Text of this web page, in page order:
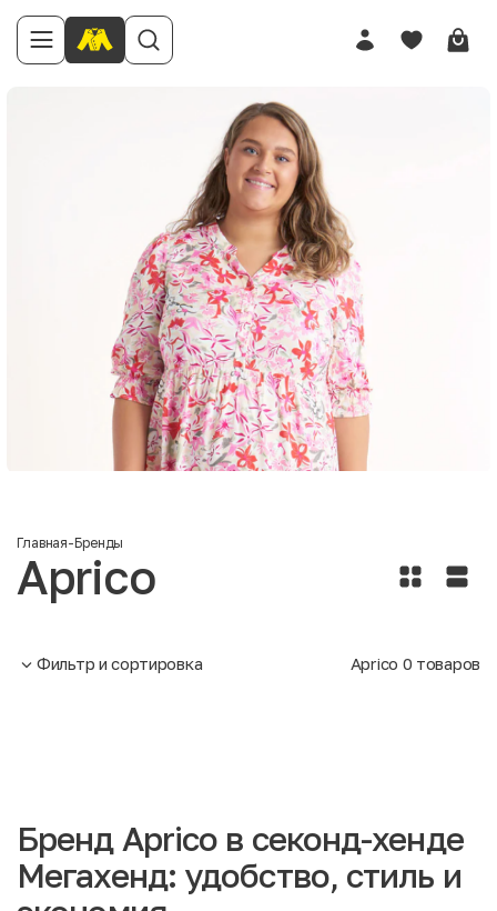
Главная-Бренды
Aprico
Фильтр и сортировка Aprico 0 товаров
Бренд Aprico в секонд-хенде
Мегахенд: удобство, стиль и